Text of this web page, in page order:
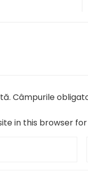
Câmpurile
in this browser